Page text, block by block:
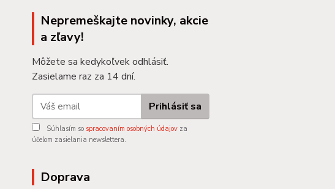
Nepremeškajte novinky, akcie
a zľavy!
Môžete sa kedykoľvek odhlásiť.
Zasielame raz za 14 dní.
Prihlásiť sa
Súhlasím so spracovaním osobných údajov za
účelom zasielania newslettera.
Doprava